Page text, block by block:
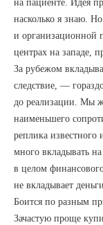
на пациенте. Идея
насколько я знаю.
и организационной
центрах на западе,
За рубежом
следствие, —
до реализации. Мы
наименьшего
реплика известного
много вкладывать на
в целом
не вкладывает
Боится по разным
Зачастую проще